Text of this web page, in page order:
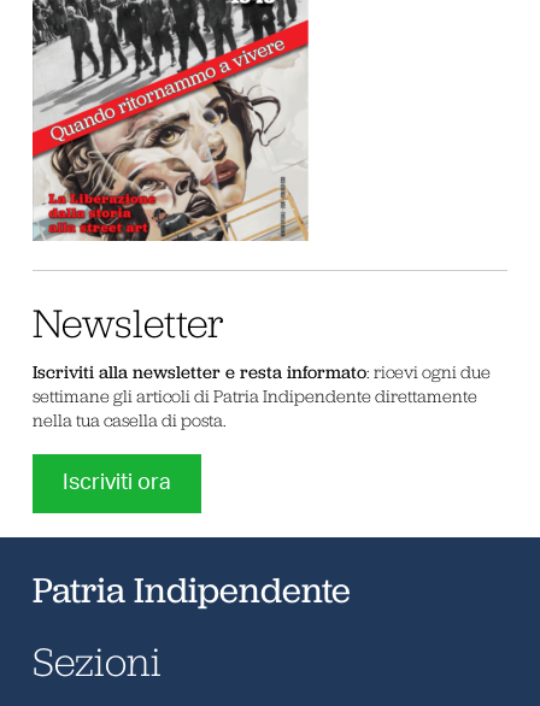
Newsletter
Iscriviti alla newsletter e resta informato: ricevi ogni due
settimane gli articoli di Patria Indipendente direttamente
nella tua casella di posta.
Iscriviti ora
Patria Indipendente
Sezioni